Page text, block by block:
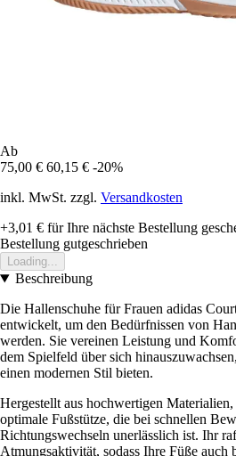
Ab
75,00 € 60,15 € -20%
inkl. MwSt. zzgl. Versandkosten
+3,01 € für Ihre nächste Bestellung
Bestellung gutgeschrieben
Loading...
Beschreibung
Die Hallenschuhe für Frauen adidas
entwickelt, um den Bedürfnissen von
werden. Sie vereinen Leistung und
dem Spielfeld über sich
einen modernen Stil bieten.
Hergestellt aus hochwertigen
optimale Fußstütze, die bei schnellen
Richtungswechseln unerlässlich ist. Ihr
Atmungsaktivität, sodass Ihre Füße auch